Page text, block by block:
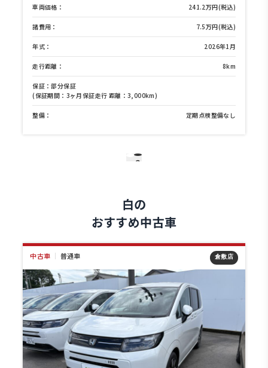
：3ヶ月保証走行 距離：3,000km)
車両価格：
諸費用：
年式：
走行距離：
整備：
2
白の
おすすめ中古車
中古車｜普通車 倉敷店